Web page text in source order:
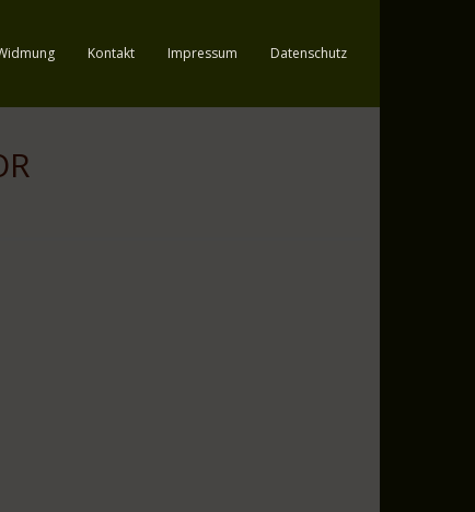
Kontakt Impressum Datenschutz